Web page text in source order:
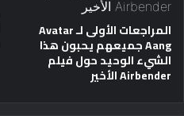
المراجعات الأولى لـ Avatar
Aang جميعهم يحبون هذا
الشيء الوحيد حول فيلم
Airbender الأخير